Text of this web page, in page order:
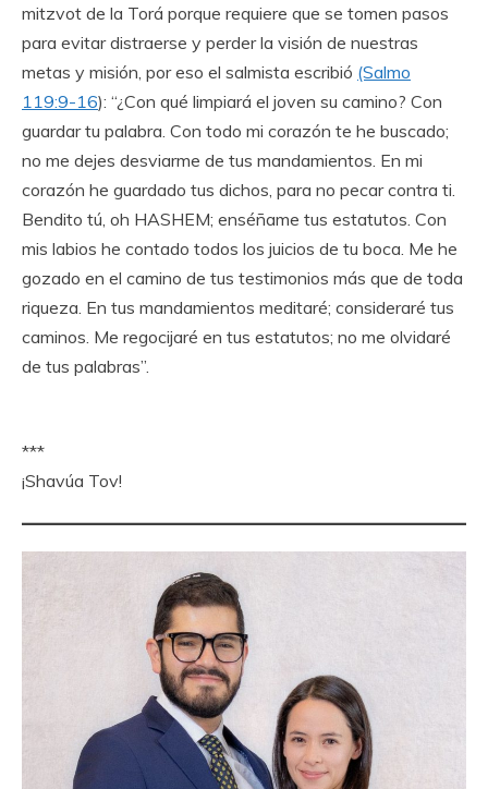
mitzvot de la Torá porque requiere que se tomen pasos
para evitar distraerse y perder la visión de nuestras
metas y misión, por eso el salmista escribió (Salmo
119:9-16): “¿Con qué limpiará el joven su camino? Con
guardar tu palabra. Con todo mi corazón te he buscado;
no me dejes desviarme de tus mandamientos. En mi
corazón he guardado tus dichos, para no pecar contra ti.
Bendito tú, oh HASHEM; enséñame tus estatutos. Con
mis labios he contado todos los juicios de tu boca. Me he
gozado en el camino de tus testimonios más que de toda
riqueza. En tus mandamientos meditaré; consideraré tus
caminos. Me regocijaré en tus estatutos; no me olvidaré
de tus palabras”.
***
¡Shavúa Tov!